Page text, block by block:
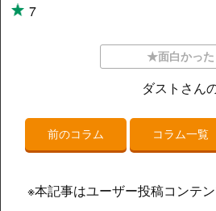
7
★面白かった
ダストさん
前のコラム コラム一覧
※本記事はユーザー投稿コンテン